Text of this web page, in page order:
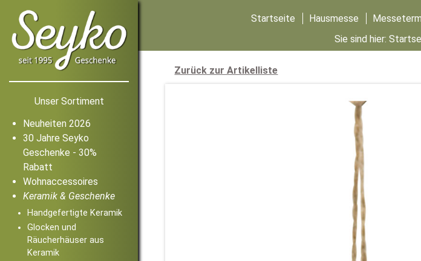
Unser Sortiment
Neuheiten 2026
30 Jahre Seyko
Geschenke - 30%
Rabatt
Wohnaccessoires
Keramik & Geschenke
Handgefertigte Keramik
Glocken und
Räucherhäuser aus
Keramik
Startseite Hausmesse
Sie sind hier:
Zurück zur Artikelliste